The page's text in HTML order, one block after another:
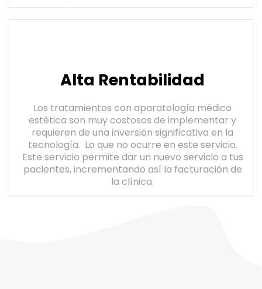
Alta Rentabilidad
Los tratamientos con aparatología médico
estética son muy costosos de implementar y
requieren de una inversión significativa en la
tecnología. Lo que no ocurre en este servicio.
Este servicio permite dar un nuevo servicio a tus
pacientes, incrementando así la facturación de
la clínica.